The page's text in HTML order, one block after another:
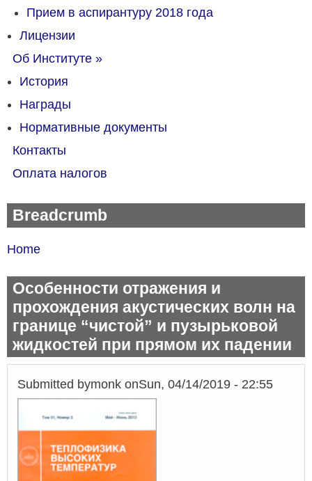
Прием в аспирантуру 2018 года
Лицензии
Об Институте »
История
Награды
Нормативные документы
Контакты
Оплата налогов
Breadcrumb
Home
Особенности отражения и
прохождения акустических волн на
границе “чистой” и пузырьковой
жидкостей при прямом их падении
Submitted bymonk onSun, 04/14/2019 - 22:55